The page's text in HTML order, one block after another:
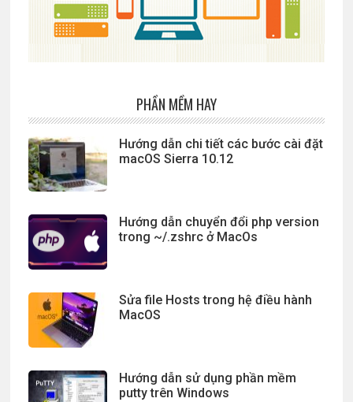
PHẦN MỀM HAY
Hướng dẫn chi tiết các bước cài đặt
macOS Sierra 10.12
Hướng dẫn chuyển đổi php version
trong ~/.zshrc ở MacOs
Sửa file Hosts trong hệ điều hành
MacOS
Hướng dẫn sử dụng phần mềm
putty trên Windows